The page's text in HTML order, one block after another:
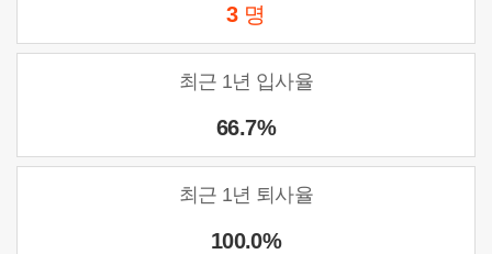
3 명
최근 1년 입사율
66.7%
최근 1년 퇴사율
100.0%